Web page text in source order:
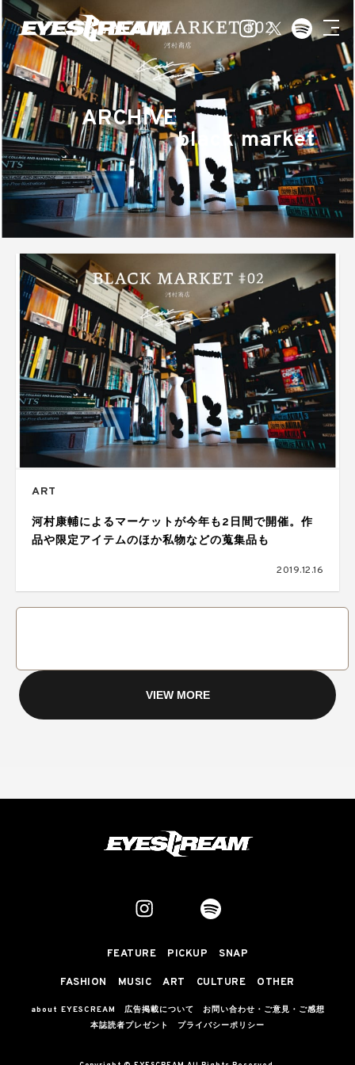
ARCHIVE
black market
ART
河村康輔によるマーケットが今年も2日間で開催。作
品や限定アイテムのほか私物などの蒐集品も
2019.12.16
VIEW MORE
FEATURE PICKUP SNAP
FASHION MUSIC ART CULTURE OTHER
about EYESCREAM 広告掲載について
お問い合わせ・ご意見・ご感想
本誌読者プレゼント
プライバシーポリシー